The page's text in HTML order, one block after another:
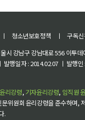
ㅣ 청소년보호정책 ㅣ 구독
시 강남구 강남대로 556 이투
행일자 : 2014.02.07 ㅣ 발행
리강령, 기자윤리강령, 임직원
위원회 윤리강령을 준수하며,
.